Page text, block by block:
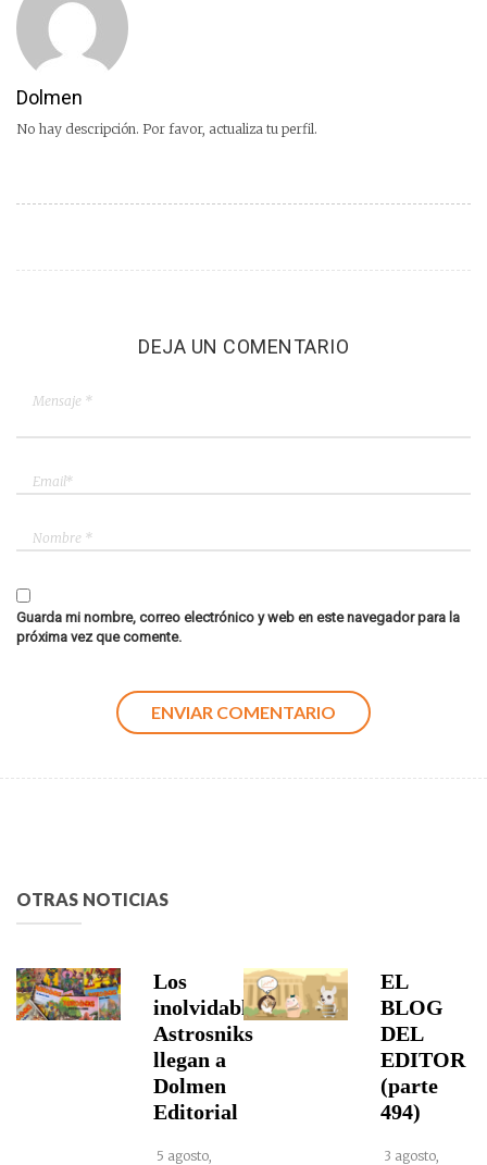
Dolmen
No hay descripción. Por favor, actualiza tu perfil.
DEJA UN COMENTARIO
Guarda mi nombre, correo electrónico y web en este navegador para la
próxima vez que comente.
OTRAS NOTICIAS
Los
inolvidables
Astrosniks
llegan a
Dolmen
Editorial
5 agosto,
EL
BLOG
DEL
EDITOR
(parte
494)
3 agosto,